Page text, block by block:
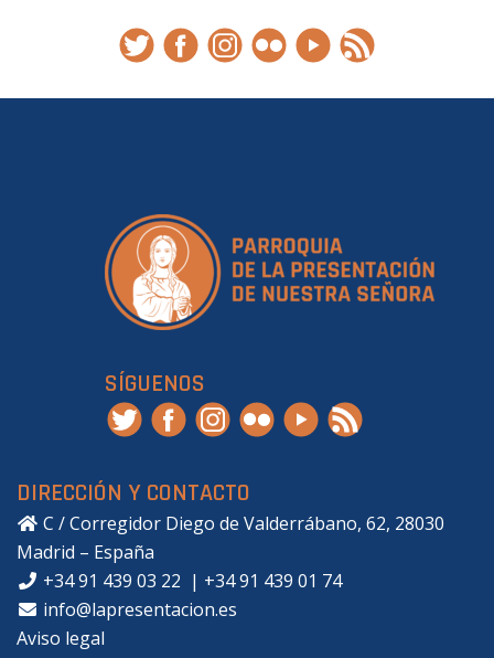
SÍGUENOS
DIRECCIÓN Y CONTACTO
C / Corregidor Diego de Valderrábano, 62, 28030
Madrid – España
+34 91 439 03 22 | +34 91 439 01 74
info@lapresentacion.es
Aviso legal